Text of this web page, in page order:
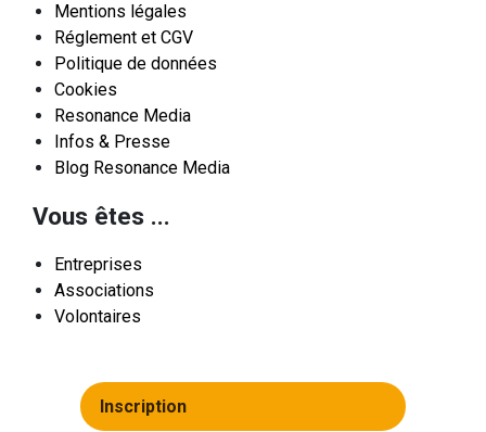
Mentions légales
Réglement et CGV
Politique de données
Cookies
Resonance Media
Infos & Presse
Blog Resonance Media
Vous êtes ...
Entreprises
Associations
Volontaires
Inscription